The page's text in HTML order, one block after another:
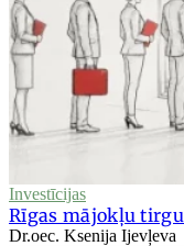
Investīcijas
Rīgas mājokļu
Dr.oec. Ksenija Ijevļeva